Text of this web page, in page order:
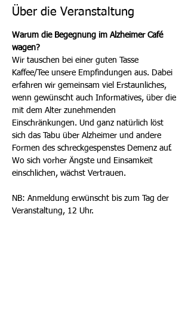
Über die Veranstaltung
Warum die Begegnung im Alzheimer Café
wagen?
Wir tauschen bei einer guten Tasse
Kaffee/Tee unsere Empfindungen aus. Dabei
erfahren wir gemeinsam viel Erstaunliches,
wenn gewünscht auch Informatives, über die
mit dem Alter zunehmenden
Einschränkungen. Und ganz natürlich löst
sich das Tabu über Alzheimer und andere
Formen des schreckgespenstes Demenz auf.
Wo sich vorher Ängste und Einsamkeit
einschlichen, wächst Vertrauen.
NB: Anmeldung erwünscht bis zum Tag der
Veranstaltung, 12 Uhr.